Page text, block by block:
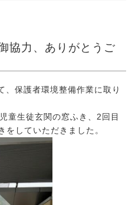
協力、ありがとうご
保護者環境整備作業に取り
童生徒玄関の窓ふき、2回目
をしていただきました。